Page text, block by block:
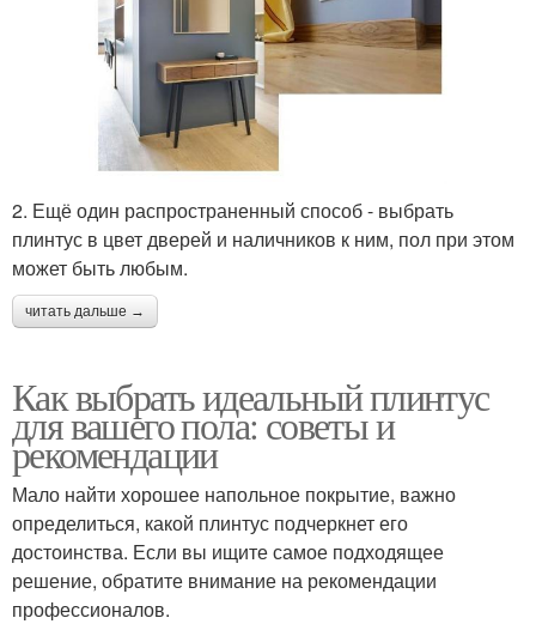
2. Ещё один распространенный способ - выбрать
плинтус в цвет дверей и наличников к ним, пол при этом
может быть любым.
читать дальше →
Как выбрать идеальный плинтус
для вашего пола: советы и
рекомендации
Мало найти хорошее напольное покрытие, важно
определиться, какой плинтус подчеркнет его
достоинства. Если вы ищите самое подходящее
решение, обратите внимание на рекомендации
профессионалов.